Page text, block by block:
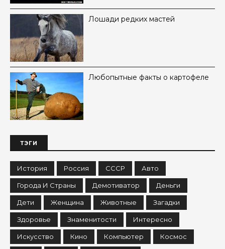
Лошади редких мастей
Любопытные факты о картофеле
ТЭГИ
История Россия СССР Авто
Города И Страны Демотиватор Деньги
Дети Женщина Животные Загадки
Здоровье Знаменитости Интересно
Искусство Кино Компьютер Космос